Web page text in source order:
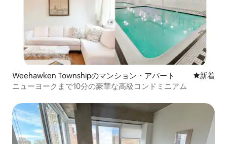
Weehawken Townshipのマンション・アパート 新しい宿
新着
ニューヨークまで10分の豪華な高級コンドミニアム